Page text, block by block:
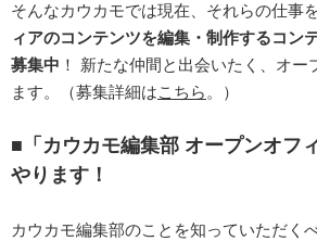
そんなカウカモでは現在、それらの仕事
ィアのコンテンツを編集・制作するコン
募集中 ！ 新たな仲間と出会いたく、オー
ます。（募集詳細はこちら。）
■「カウカモ編集部 オープンオフ
やります！
カウカモ編集部のことを知っていただく